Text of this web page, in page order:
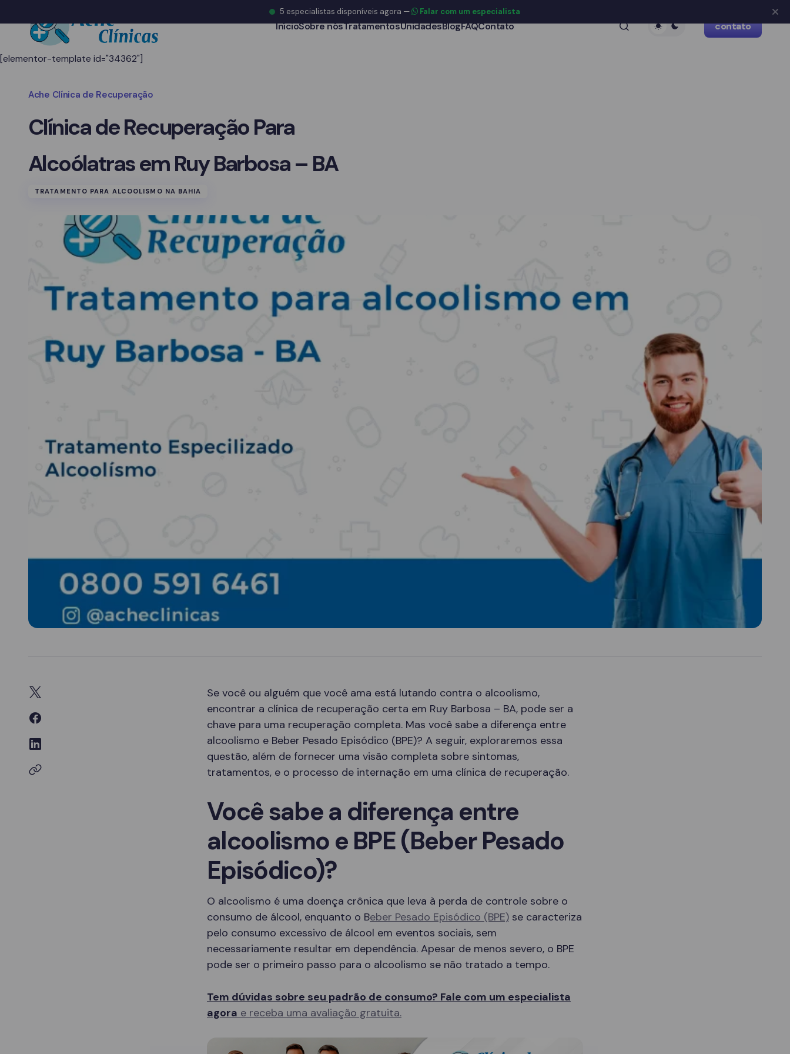
InícioSobre nósTratamentosUnidadesBlogFAQContato contato
[elementor-template id="34362"]
Ache Clínica de Recuperação
Clínica de Recuperação Para
Alcoólatras em Ruy Barbosa – BA
TRATAMENTO PARA ALCOOLISMO NA BAHIA
Se você ou alguém que você ama está lutando contra o alcoolismo,
encontrar a clínica de recuperação certa em Ruy Barbosa – BA, pode ser a
chave para uma recuperação completa. Mas você sabe a diferença entre
alcoolismo e Beber Pesado Episódico (BPE)? A seguir, exploraremos essa
questão, além de fornecer uma visão completa sobre sintomas,
tratamentos, e o processo de internação em uma clínica de recuperação.
Você sabe a diferença entre
alcoolismo e BPE (Beber Pesado
Episódico)?
O alcoolismo é uma doença crônica que leva à perda de controle sobre o
consumo de álcool, enquanto o Beber Pesado Episódico (BPE) se caracteriza
pelo consumo excessivo de álcool em eventos sociais, sem
necessariamente resultar em dependência. Apesar de menos severo, o BPE
pode ser o primeiro passo para o alcoolismo se não tratado a tempo.
Tem dúvidas sobre seu padrão de consumo? Fale com um especialista
agora e receba uma avaliação gratuita.
5 especialistas disponíveis agora — Falar com um especialista